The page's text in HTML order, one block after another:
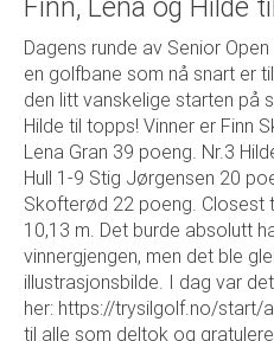
Finn, Lena og Hilde
Dagens runde av Senior
en golfbane som nå snart er
den litt vanskelige starten på
Hilde til topps! Vinner er Finn
Lena Gran 39 poeng. Nr.3
Hull 1-9 Stig Jørgensen 20
Skofterød 22 poeng. Closest
10,13 m. Det burde absolutt
vinnergjengen, men det ble
illustrasjonsbilde. I dag var
her: https://trysilgolf.no/start/
til alle som deltok og